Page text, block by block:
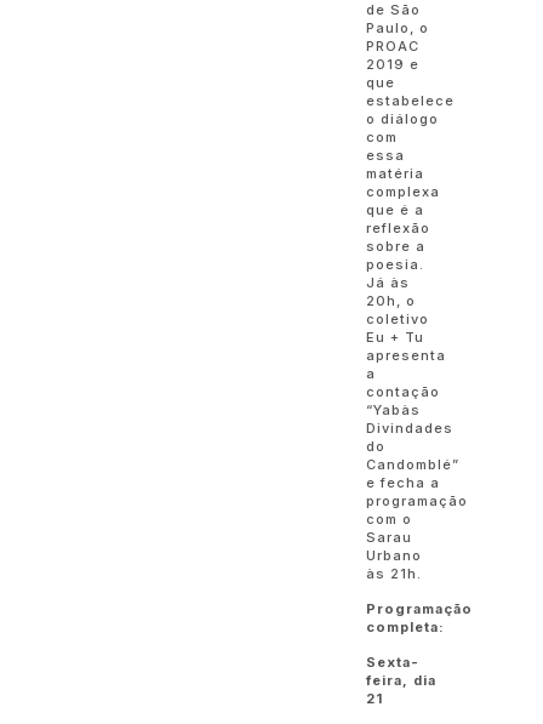
de São
Paulo, o
PROAC
2019 e
que
estabelece
o diálogo
com
essa
matéria
complexa
que é a
reflexão
sobre a
poesia.
Já às
20h, o
coletivo
Eu + Tu
apresenta
a
contação
“Yabàs
Divindades
do
Candomblé”
e fecha a
programação
com o
Sarau
Urbano
às 21h.
Programação
completa:
Sexta-
feira, dia
21